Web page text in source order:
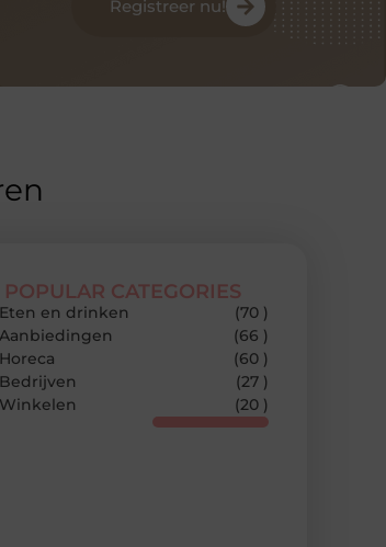
Registreer nu!
POPULAR CATEGORIES
Eten en drinken
(70 )
Aanbiedingen
(66 )
Horeca
(60 )
Bedrijven
(27 )
Winkelen
(20 )